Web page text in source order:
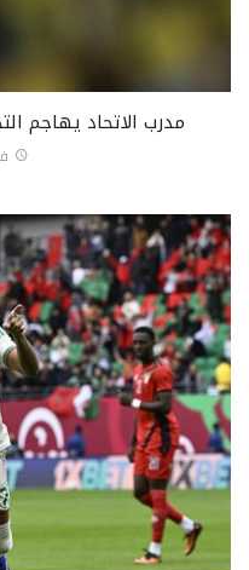
مدرب الاتحاد يهاجم